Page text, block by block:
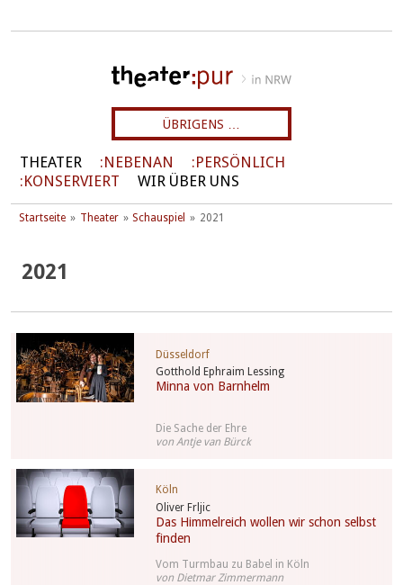
ÜBRIGENS …
THEATER NEBENAN
PERSÖNLICH
KONSERVIERT
WIR ÜBER UNS
Startseite Theater Schauspiel 2021
2021
Gotthold Ephraim Lessing
Minna von Barnhelm
Düsseldorf
Die Sache der Ehre
von Antje van Bürck
Oliver Frljic
Das Himmelreich wollen wir schon selbst
finden
Köln
Vom Turmbau zu Babel in Köln
von Dietmar Zimmermann